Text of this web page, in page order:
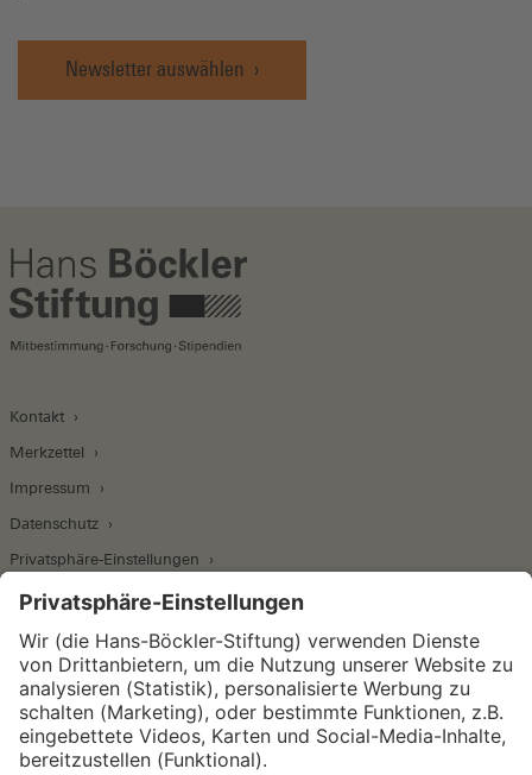
Newsletter auswählen
Kontakt
Merkzettel
Impressum
Datenschutz
Privatsphäre-Einstellungen
Wirtschafts- und Sozialwissenschaftliches Institut
Institut für Makroökonomie und